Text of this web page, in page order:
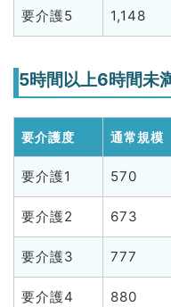
要介護5 1,148
5時間以上6時間未
要介護度 通常規模
要介護1 570
要介護2 673
要介護3 777
要介護4 880